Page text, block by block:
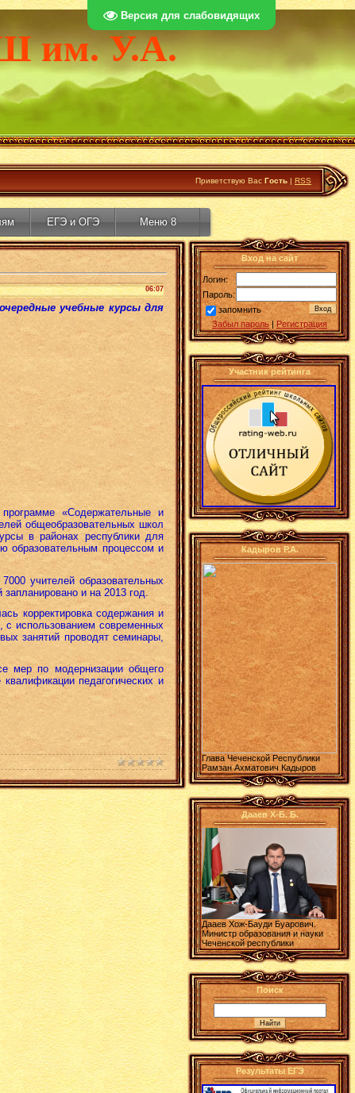
Версия для слабовидящих
им. У.А.
Приветствую Вас Гость | RSS
ЕГЭ и ОГЭ Меню 8
06:07
учебные курсы для
«Содержательные и
общеобразовательных школ
в районах республики для
образовательным процессом и
учителей образовательных
и на 2013 год.
корректировка содержания и
использованием современных
занятий проводят семинары,
мер по модернизации общего
педагогических и
Вход на сайт
Логин:
Пароль:
запомнить
Забыл пароль | Регистрация
Участник рейтинга
Кадыров Р.А.
Глава Чеченской Республики
Рамзан Ахматович Кадыров
Дааев Х-Б. Б.
Дааев Хож-Бауди Буарович.
Министр образования и науки
Чеченской республики
Поиск
Результаты ЕГЭ